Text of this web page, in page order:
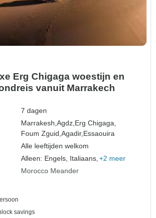
Erg Chigaga woestijn en
vanuit Marrakech
7 dagen
Marrakesh,Agdz,Erg Chigaga,
Foum Zguid,Agadir,Essaouira
Alle leeftijden welkom
Alleen: Engels, Italiaans, +2 meer
Morocco Meander
savings